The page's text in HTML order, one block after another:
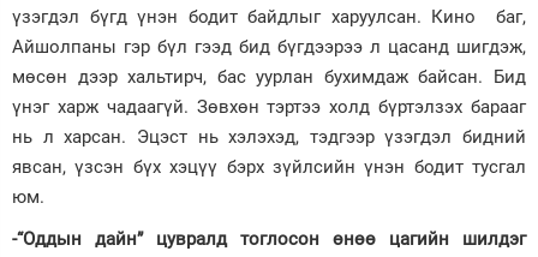
үзэгдэл бүгд үнэн бодит байдлыг харуулсан. Кино баг,
Айшолпаны гэр бүл гээд бид бүгдээрээ л цасанд шигдэж,
мөсөн дээр хальтирч, бас уурлан бухимдаж байсан. Бид
үнэг харж чадаагүй. Зөвхөн тэртээ холд бүртэлзэх барааг
нь л харсан. Эцэст нь хэлэхэд, тэдгээр үзэгдэл бидний
явсан, үзсэн бүх хэцүү бэрх зүйлсийн үнэн бодит тусгал
юм.
-“Оддын дайн” цувралд тоглосон өнөө цагийн шилдэг